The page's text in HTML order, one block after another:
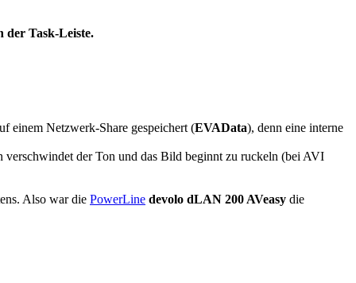
der Task-Leiste.
einem Netzwerk-Share gespeichert (EVAData), denn eine interne
der Ton und das Bild beginnt zu ruckeln (bei AVI
Also war die PowerLine devolo dLAN 200 AVeasy die